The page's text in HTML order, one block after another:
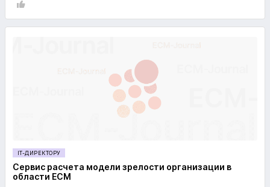
IT-ДИРЕКТОРУ
Сервис расчета модели зрелости организации в
области ECM